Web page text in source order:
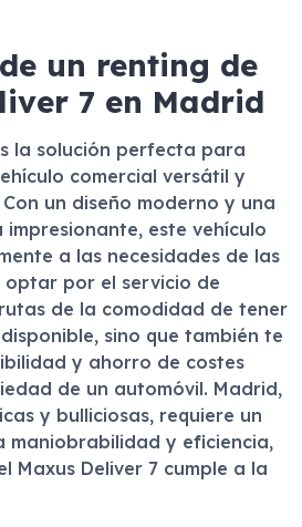
un renting de
7 en Madrid
la solución perfecta para
comercial versátil y
Con un diseño moderno y una
este vehículo
a las necesidades de las
optar por el servicio de
de la comodidad de tener
sino que también te
y ahorro de costes
de un automóvil. Madrid,
y bulliciosas, requiere un
maniobrabilidad y eficiencia,
Maxus Deliver 7 cumple a la